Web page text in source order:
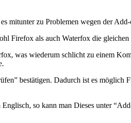
zu Problemen wegen der
Firefox als auch Waterfox die
was wiederum schlicht zu einem
bestätigen. Dadurch ist es
so kann man Dieses unter